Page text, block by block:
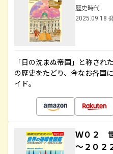
歴史時代
2025.09.18
「日の沈まぬ帝国」と称さ
の歴史をたどり、今なお各国
イド。
Ｗ０２
～２０２